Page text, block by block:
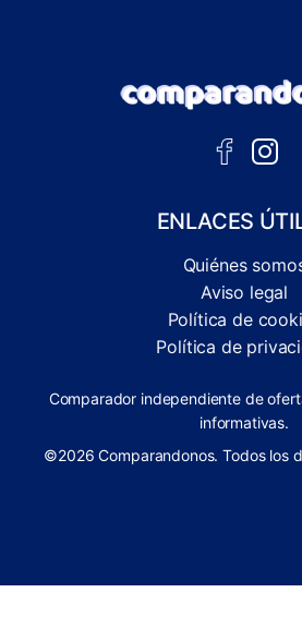
ENLACES
Quiénes
Aviso legal
Política de
Política de
Comparador independiente de
informativas.
©2026 Comparandonos. Todos los